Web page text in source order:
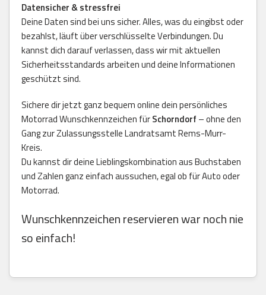
Datensicher & stressfrei
Deine Daten sind bei uns sicher. Alles, was du eingibst oder
bezahlst, läuft über verschlüsselte Verbindungen. Du
kannst dich darauf verlassen, dass wir mit aktuellen
Sicherheitsstandards arbeiten und deine Informationen
geschützt sind.
Sichere dir jetzt ganz bequem online dein persönliches
Motorrad Wunschkennzeichen fürSchorndorf – ohne den
Gang zur Zulassungsstelle Landratsamt Rems-Murr-
Kreis.
Du kannst dir deine Lieblingskombination aus Buchstaben
und Zahlen ganz einfach aussuchen, egal ob für Auto oder
Motorrad.
Wunschkennzeichen reservieren war noch nie
so einfach!